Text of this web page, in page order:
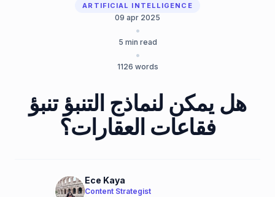
ARTIFICIAL INTELLIGENCE
09 apr 2025
•
5 min read
•
1126 words
هل يمكن لنماذج التنبؤ تنبؤ
فقاعات العقارات؟
Ece Kaya
Content Strategist